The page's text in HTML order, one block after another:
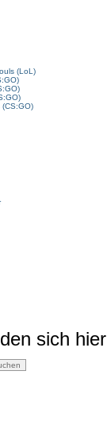
(LoL)
sich hier